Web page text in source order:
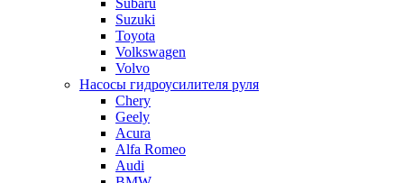
Subaru
Suzuki
Toyota
Volkswagen
Volvo
Насосы гидроусилителя руля
Chery
Geely
Acura
Alfa Romeo
Audi